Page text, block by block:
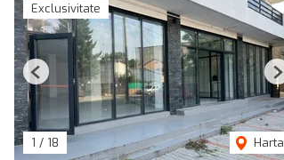
Exclusivitate
1 / 18 Harta
Previous